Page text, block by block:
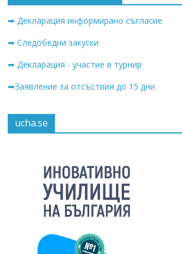
➡ Декларация информирано съгласие
➡ Следобедни закуски
➡ Декларация - участие в турнир
➡Заявление за отсъствия до 15 дни
ucha.se